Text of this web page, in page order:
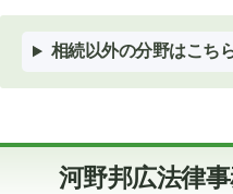
相続以外の分野はこち
河野邦広法律